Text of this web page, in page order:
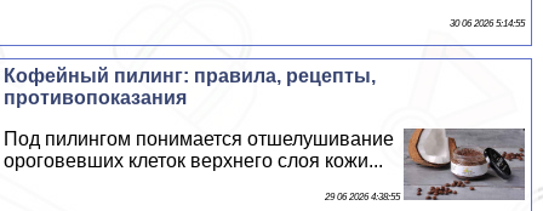
30 06 2026 5:14:55
Кофейный пилинг: правила, рецепты,
противопоказания
Под пилингом понимается отшелушивание
ороговевших клеток верхнего слоя кожи...
29 06 2026 4:38:55